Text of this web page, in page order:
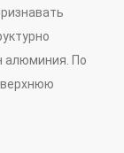
алюминия. По